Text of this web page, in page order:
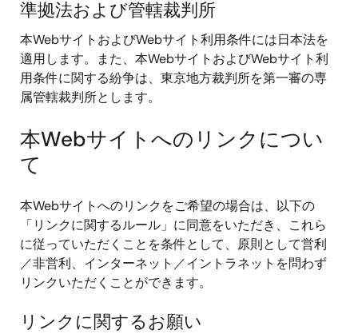
準拠法および管轄裁判所
本WebサイトおよびWebサイト利用条件には日本法を
適用します。また、本WebサイトおよびWebサイト利
用条件に関する紛争は、東京地方裁判所を第一審の専
属管轄裁判所とします。
本Webサイトへのリンクについ
て
本Webサイトへのリンクをご希望の場合は、以下の
「リンクに関するルール」に同意をいただき、これら
に従っていただくことを条件として、原則として営利
／非営利、インターネット／イントラネットを問わず
リンクいただくことができます。
リンクに関するお願い